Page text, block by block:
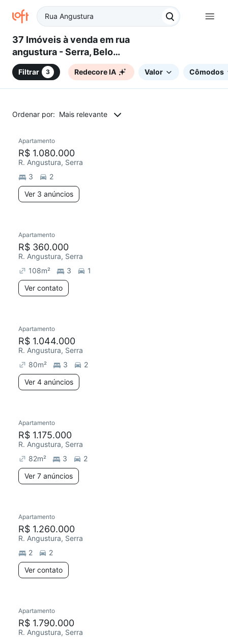
37 Imóveis à venda em rua
angustura - Serra, Belo
Horizonte, MG
Filtrar 3 Redecore IA Valor Cômodos
Ordenar por: Mais relevante
Apartamento
R$ 1.080.000
R. Angustura, Serra
3
2
Ver 3 anúncios
Redecorar
Apartamento
R$ 360.000
R. Angustura, Serra
108m² 3
1
Ver contato
Redecorar
Apartamento
R$ 1.044.000
R. Angustura, Serra
80m² 3
2
Ver 4 anúncios
Apartamento
R$ 1.175.000
R. Angustura, Serra
82m² 3
2
Ver 7 anúncios
Apartamento
R$ 1.260.000
R. Angustura, Serra
2
2
Ver contato
Redecorar
Apartamento
R$ 1.790.000
R. Angustura, Serra